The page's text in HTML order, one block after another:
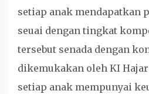
setiap anak mendapatkan
seuai dengan tingkat
tersebut senada dengan
dikemukakan oleh KI
setiap anak mempunyai